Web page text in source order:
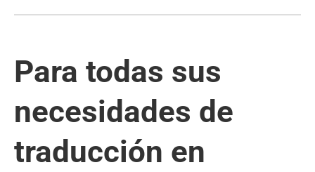
Para todas sus
necesidades de
traducción en